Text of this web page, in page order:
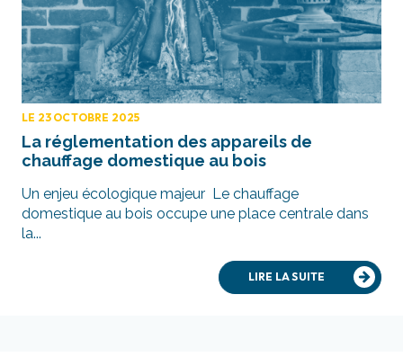
LE 23 OCTOBRE 2025
La réglementation des appareils de
chauffage domestique au bois
Un enjeu écologique majeur Le chauffage
domestique au bois occupe une place centrale dans
la...
LIRE LA SUITE